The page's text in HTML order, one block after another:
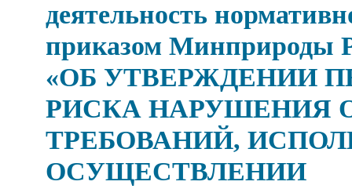
деятельность
приказом Минприроды
«ОБ УТВЕРЖДЕНИИ
РИСКА НАРУШЕНИЯ
ТРЕБОВАНИЙ,
ОСУЩЕСТВЛЕНИИ